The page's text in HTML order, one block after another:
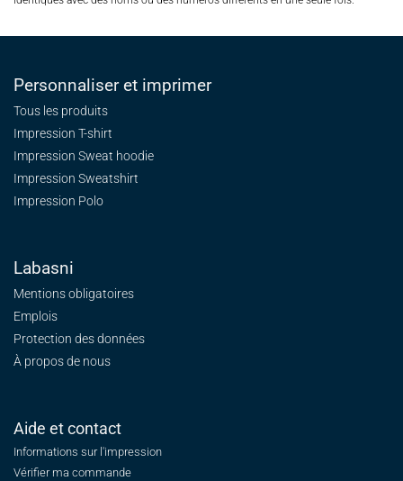
Personnaliser et imprimer
Tous les produits
Impression T-shirt
Impression Sweat hoodie
Impression Sweatshirt
Impression Polo
Labasni
Mentions obligatoires
Emplois
Protection des données
À propos de nous
Aide et contact
Informations sur l'impression
Vérifier ma commande